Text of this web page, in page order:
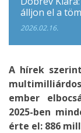
álljon el a
2026.02.16.
A hírek
ember
2025-ben
érte el: 886